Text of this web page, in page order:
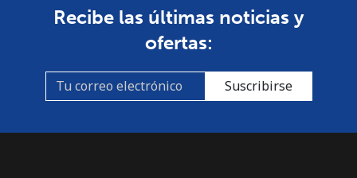
Recibe las últimas noticias y
ofertas:
Suscribirse